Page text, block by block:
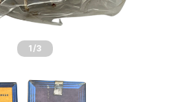
1 /3